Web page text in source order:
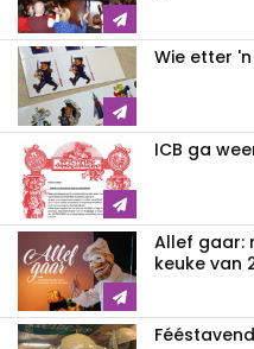
Wie etter
ICB ga
Allef gaar:
keuke van